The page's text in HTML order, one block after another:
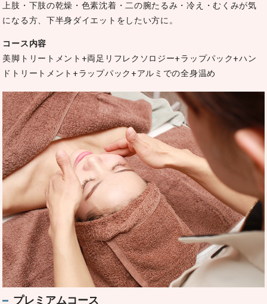
上肢・下肢の乾燥・色素沈着・二の腕たるみ・冷え・むくみが気
になる方、下半身ダイエットをしたい方に。
コース内容
美脚トリートメント+両足リフレクソロジー+ラップパック+ハン
ドトリートメント+ラップパック+アルミでの全身温め
プレミアムコース